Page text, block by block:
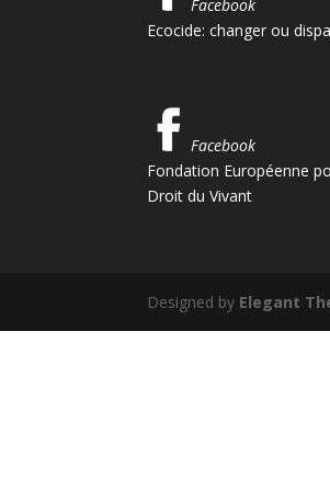
Facebook
Ecocide: changer ou
Facebook
Fondation Européenne
Droit du Vivant
Designed by Elegant